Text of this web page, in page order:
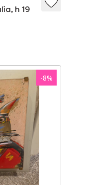
h 19
-8%